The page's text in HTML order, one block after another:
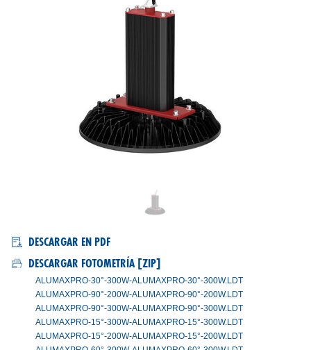
DESCARGAR EN PDF
DESCARGAR FOTOMETRÍA [ZIP]
ALUMAXPRO-30°-300W-ALUMAXPRO-30°-300W.LDT
ALUMAXPRO-90°-200W-ALUMAXPRO-90°-200W.LDT
ALUMAXPRO-90°-300W-ALUMAXPRO-90°-300W.LDT
ALUMAXPRO-15°-300W-ALUMAXPRO-15°-300W.LDT
ALUMAXPRO-15°-200W-ALUMAXPRO-15°-200W.LDT